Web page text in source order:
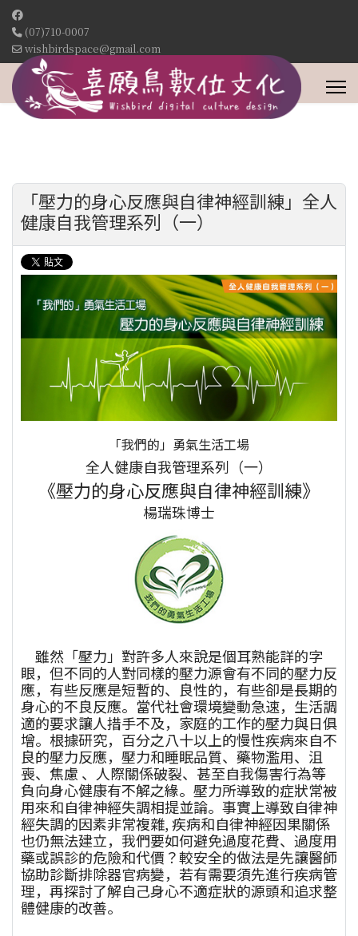
(07)710-0007
wishbirdspace@gmail.com
「壓力的身心反應與自律神經訓練」全人
健康自我管理系列（一）
「我們的」勇氣生活工場
全人健康自我管理系列（一）
《壓力的身心反應與自律神經訓練》
楊瑞珠博士
雖然「壓力」對許多人來說是個耳熟能詳的字
眼，但不同的人對同樣的壓力源會有不同的壓力反
應，有些反應是短暫的、良性的，有些卻是長期的
身心的不良反應。當代社會環境變動急速，生活調
適的要求讓人措手不及，家庭的工作的壓力與日俱
增。根據研究，百分之八十以上的慢性疾病來自不
良的壓力反應，壓力和睡眠品質、藥物濫用、沮
喪、焦慮 、人際關係破裂、甚至自我傷害行為等
負向身心健康有不解之緣。壓力所導致的症狀常被
用來和自律神經失調相提並論。事實上導致自律神
經失調的因素非常複雜, 疾病和自律神經因果關係
也仍無法建立，我們要如何避免過度花費、過度用
藥或誤診的危險和代價？較安全的做法是先讓醫師
協助診斷排除器官病變，若有需要須先進行疾病管
理，再探討了解自己身心不適症狀的源頭和追求整
體健康的改善。